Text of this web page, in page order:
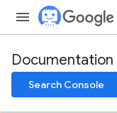
Documentation
Search Console